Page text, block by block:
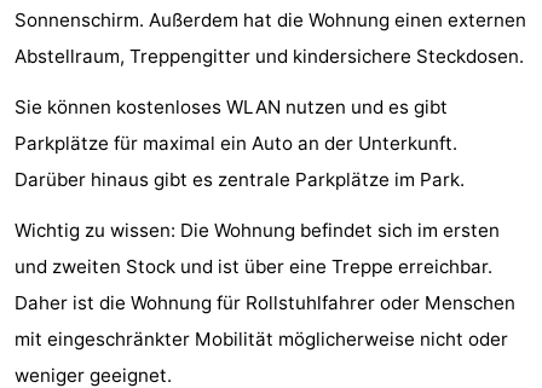
Village
Zeeuwse
-
’t
Hof
van
Haamstede
Hotels
Zimmer
(mit
Frühstück)
Lastminutes
Strand
Sehen
Sonnenschirm. Außerdem hat die Wohnung einen externen
Abstellraum, Treppengitter und kindersichere Steckdosen.
Sie können kostenloses WLAN nutzen und es gibt
Parkplätze für maximal ein Auto an der Unterkunft.
Darüber hinaus gibt es zentrale Parkplätze im Park.
Wichtig zu wissen: Die Wohnung befindet sich im ersten
und zweiten Stock und ist über eine Treppe erreichbar.
Daher ist die Wohnung für Rollstuhlfahrer oder Menschen
mit eingeschränkter Mobilität möglicherweise nicht oder
weniger geeignet.